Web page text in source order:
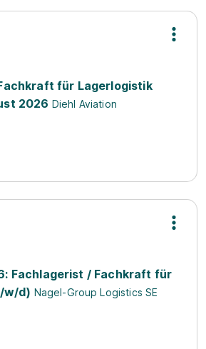
für Lagerlogistik
2026 Diehl Aviation
Fachlagerist / Fachkraft für
w/d) Nagel-Group Logistics SE